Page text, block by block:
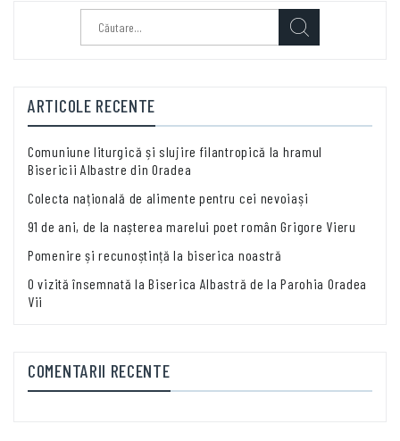
după:
ARTICOLE RECENTE
Comuniune liturgică și slujire filantropică la hramul
Bisericii Albastre din Oradea
Colecta națională de alimente pentru cei nevoiași
91 de ani, de la nașterea marelui poet român Grigore Vieru
Pomenire și recunoștință la biserica noastră
O vizită însemnată la Biserica Albastră de la Parohia Oradea
Vii
COMENTARII RECENTE